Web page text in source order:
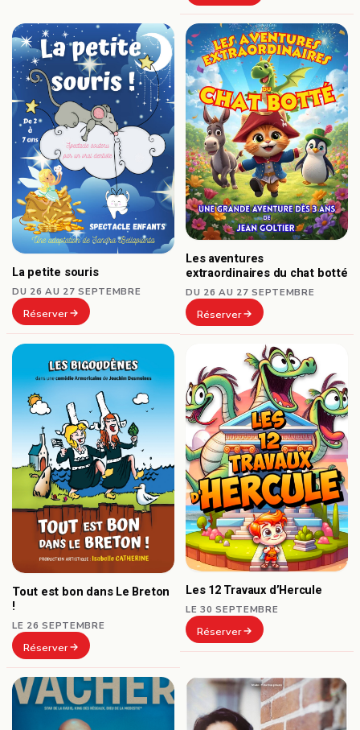
La petite souris
DU 26 AU 27 SEPTEMBRE
Réserver
Les aventures
extraordinaires du chat botté
DU 26 AU 27 SEPTEMBRE
Réserver
Tout est bon dans Le Breton
!
LE 26 SEPTEMBRE
Réserver
Les 12 Travaux d’Hercule
LE 30 SEPTEMBRE
Réserver